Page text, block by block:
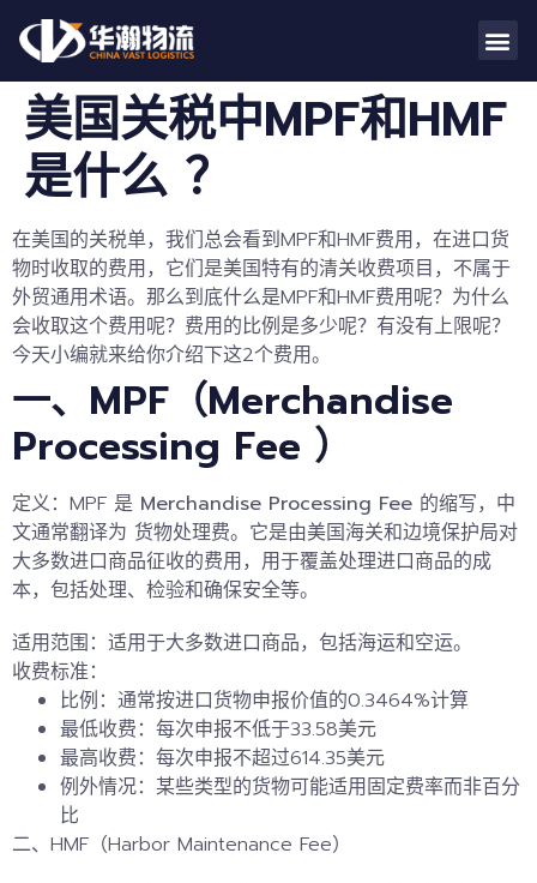
美国关税中MPF和HMF
是什么 ？
在美国的关税单，我们总会看到MPF和HMF费用， 在进口货
物时收取的费用，它们是美国特有的清关收费项目，不属于
外贸通用术语。那么到底什么是MPF和HMF费用呢？为什么
会收取这个费用呢？费用的比例是多少呢？有没有上限呢？
今天小编就来给你介绍下这2个费用。
一、MPF（Merchandise
Processing Fee ）
定义：MPF 是 Merchandise Processing Fee 的缩写，中
文通常翻译为 货物处理费。它是由美国海关和边境保护局对
大多数进口商品征收的费用，用于覆盖处理进口商品的成
本，包括处理、检验和确保安全等。
适用范围： 适用于大多数进口商品，包括海运和空运。
收费标准：
比例：通常按进口货物申报价值的0.3464%计算
最低收费：每次申报不低于33.58美元
最高收费：每次申报不超过614.35美元
例外情况：某些类型的货物可能适用固定费率而非百分
比
二、HMF（Harbor Maintenance Fee）